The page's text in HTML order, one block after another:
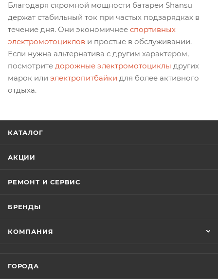
Благодаря скромной мощности батареи Shansu
держат стабильный ток при частых подзарядках в
течение дня. Они экономичнее спортивных
электромотоциклов и простые в обслуживании.
Если нужна альтернатива с другим характером,
посмотрите дорожные электромотоциклы других
марок или электропитбайки для более активного
отдыха.
КАТАЛОГ
АКЦИИ
РЕМОНТ И СЕРВИС
БРЕНДЫ
КОМПАНИЯ
ГОРОДА